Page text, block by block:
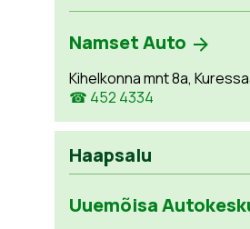
Namset Auto
Kihelkonna mnt 8a,
☎ 452 4334
Haapsalu
Uuemõisa